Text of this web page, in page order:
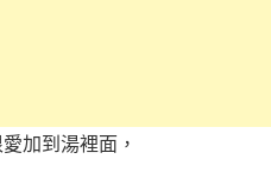
加到湯裡面，